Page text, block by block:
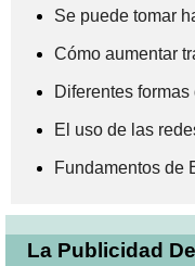
Se puede tomar
Cómo aumentar
Diferentes
El uso de las
Fundamentos de
La Publicidad